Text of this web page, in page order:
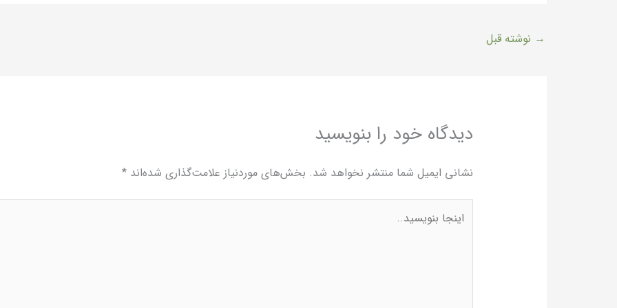
→ نوشته قبل
دیدگاه‌ خود را بنویسید
نشانی ایمیل شما منتشر نخواهد شد. بخش‌های موردنیاز علامت‌گذاری شده‌اند *
بنویسید..